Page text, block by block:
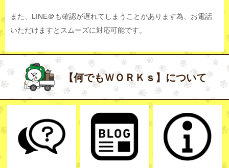
また、LINE＠も確認が遅れてしまうことがあります為、お電話
いただけますとスムーズに対応可能です。
【何でもＷＯＲＫｓ】について